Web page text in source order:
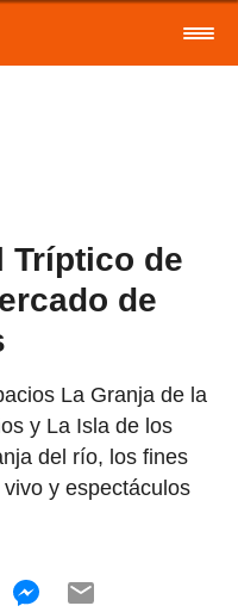
Tríptico de
de
La Granja de la
y La Isla de los
del río, los fines
y espectáculos